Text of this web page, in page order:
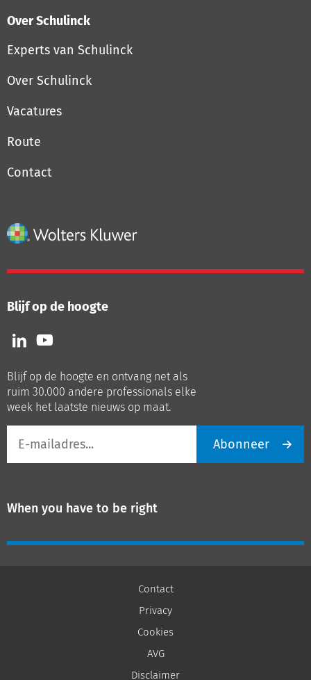
Over Schulinck
Experts van Schulinck
Over Schulinck
Vacatures
Route
Contact
Blijf op de hoogte
Volg
ons
LinkedIn
Volg
ons
Youtube
Blijf op de hoogte en ontvang net als
ruim 30.000 andere professionals elke
week het laatste nieuws op maat.
mailadres
Abonneer
When you have to be right
Contact
Privacy
Cookies
AVG
Disclaimer